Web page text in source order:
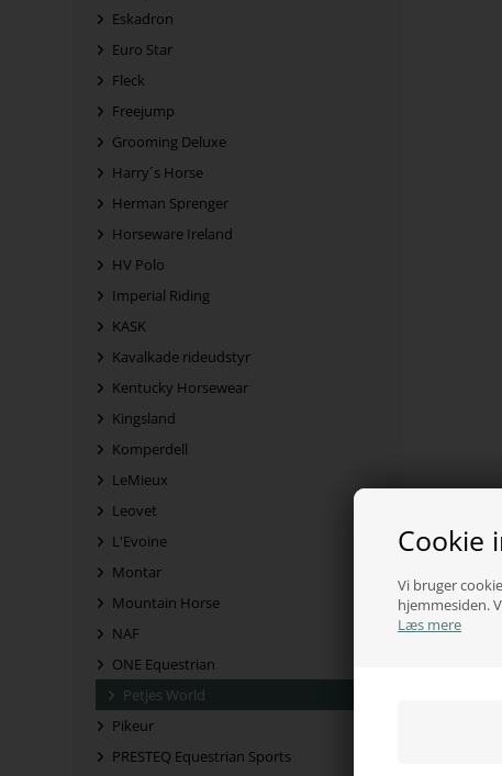
Cookie
Vi bruger
hjemmesiden.
Læs mere
Eskadron
Euro Star
Fleck
Freejump
Grooming Deluxe
Harry´s Horse
Herman Sprenger
Horseware Ireland
HV Polo
Imperial Riding
KASK
Kavalkade rideudstyr
Kentucky Horsewear
Kingsland
Komperdell
LeMieux
Leovet
L'Evoine
Montar
Mountain Horse
NAF
ONE Equestrian
Petjes World
Pikeur
PRESTEQ Equestrian Sports